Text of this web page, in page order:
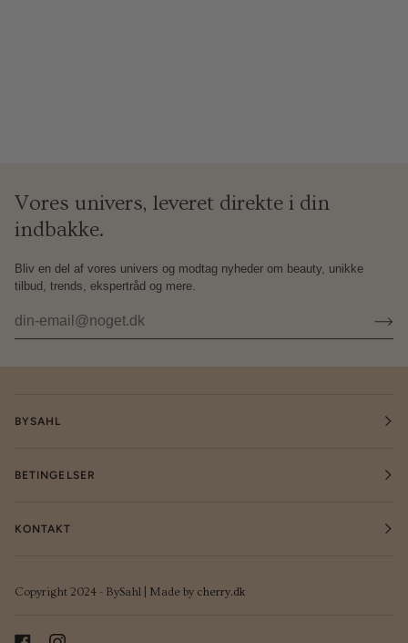
Vores univers, leveret direkte i din
indbakke.
Bliv en del af vores univers og modtag nyheder om beauty, unikke
tilbud, trends, ekspertråd og mere.
BYSAHL
BETINGELSER
KONTAKT
Copyright 2024 - BySahl | Made by cherry.dk